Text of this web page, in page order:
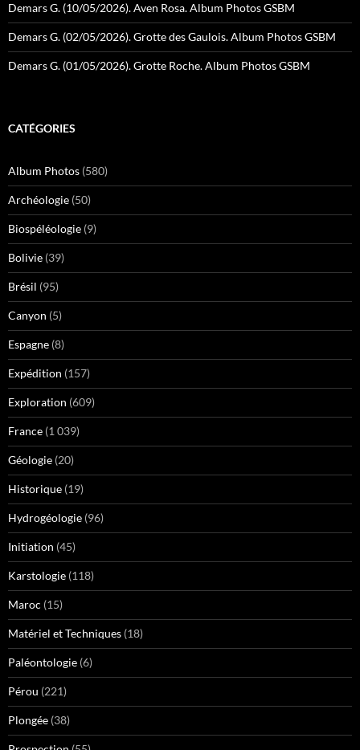
Demars G. (10/05/2026). Aven Rosa. Album Photos GSBM
Demars G. (02/05/2026). Grotte des Gaulois. Album Photos GSBM
Demars G. (01/05/2026). Grotte Roche. Album Photos GSBM
CATÉGORIES
Album Photos (580)
Archéologie (50)
Biospéléologie (9)
Bolivie (39)
Brésil (95)
Canyon (5)
Espagne (8)
Expédition (157)
Exploration (609)
France (1 039)
Géologie (20)
Historique (19)
Hydrogéologie (96)
Initiation (45)
Karstologie (118)
Maroc (15)
Matériel et Techniques (18)
Paléontologie (6)
Pérou (221)
Plongée (38)